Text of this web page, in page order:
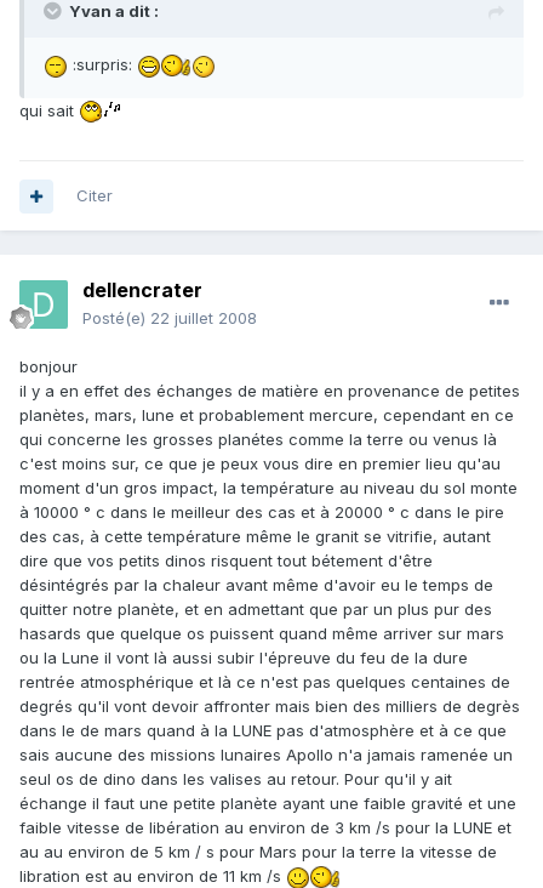
Yvan a dit :
:surpris:
qui sait
Citer
dellencrater
Posté(e) 22 juillet 2008
bonjour
il y a en effet des échanges de matière en provenance de petites
planètes, mars, lune et probablement mercure, cependant en ce
qui concerne les grosses planétes comme la terre ou venus là
c'est moins sur, ce que je peux vous dire en premier lieu qu'au
moment d'un gros impact, la température au niveau du sol monte
à 10000 ° c dans le meilleur des cas et à 20000 ° c dans le pire
des cas, à cette température même le granit se vitrifie, autant
dire que vos petits dinos risquent tout bétement d'être
désintégrés par la chaleur avant même d'avoir eu le temps de
quitter notre planète, et en admettant que par un plus pur des
hasards que quelque os puissent quand même arriver sur mars
ou la Lune il vont là aussi subir l'épreuve du feu de la dure
rentrée atmosphérique et là ce n'est pas quelques centaines de
degrés qu'il vont devoir affronter mais bien des milliers de degrès
dans le de mars quand à la LUNE pas d'atmosphère et à ce que
sais aucune des missions lunaires Apollo n'a jamais ramenée un
seul os de dino dans les valises au retour. Pour qu'il y ait
échange il faut une petite planète ayant une faible gravité et une
faible vitesse de libération au environ de 3 km /s pour la LUNE et
au au environ de 5 km / s pour Mars pour la terre la vitesse de
libration est au environ de 11 km /s